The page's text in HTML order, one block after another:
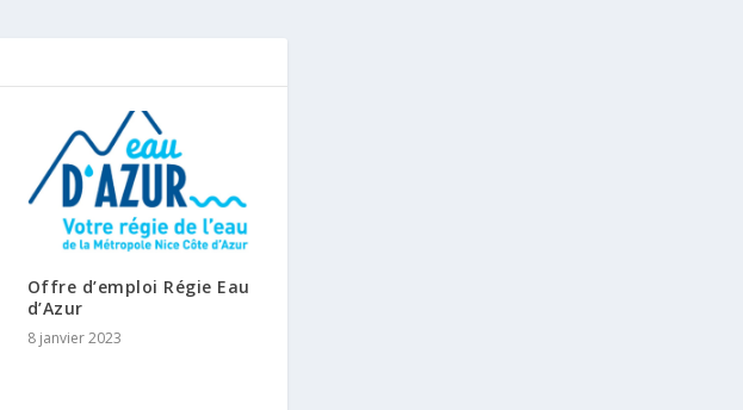
Offre d’emploi Régie Eau
d’Azur
8 janvier 2023